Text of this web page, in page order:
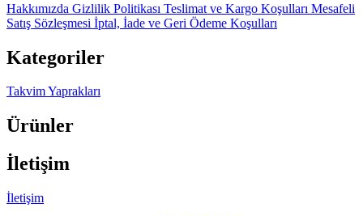
Hakkımızda Gizlilik Politikası Teslimat ve Kargo Koşulları Mesafeli
Satış Sözleşmesi İptal, İade ve Geri Ödeme Koşulları
Kategoriler
Takvim Yaprakları
Ürünler
İletişim
İletişim